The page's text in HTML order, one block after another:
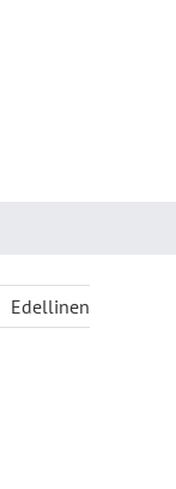
Edellinen